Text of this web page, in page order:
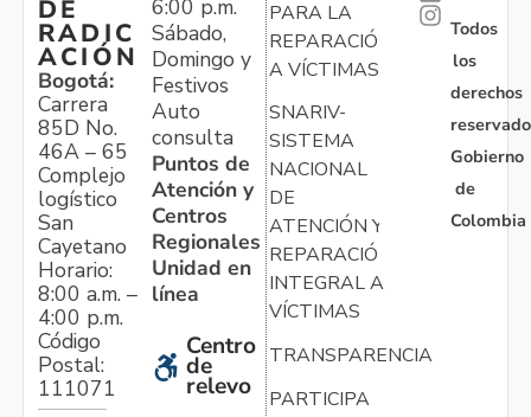
DE
RADIC
ACIÓN
Bogotá:
Carrera
85D No.
46A – 65
Complejo
logístico
San
Cayetano
Horario:
8:00 a.m. –
4:00 p.m.
Código
Postal:
111071
6:00 p.m.
Sábado,
Domingo y
Festivos
Auto
consulta
Puntos de
Atención y
Centros
Regionales
Unidad en
línea
Centro
de
relevo
PARA LA
REPARACIÓN
A VÍCTIMAS
SNARIV-
SISTEMA
NACIONAL
DE
ATENCIÓN Y
REPARACIÓN
INTEGRAL A
VÍCTIMAS
TRANSPARENCIA
PARTICIPA
Todos
los
derechos
Gobierno
de
Colombia